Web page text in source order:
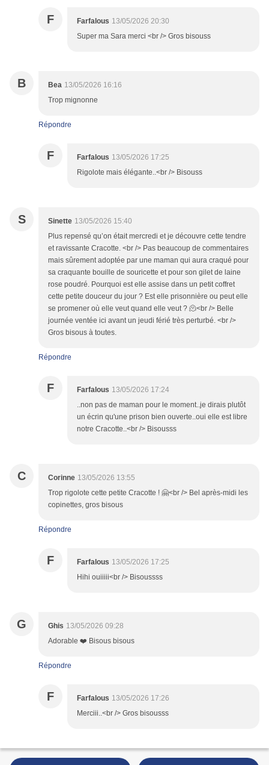
F Farfalous 13/05/2026 20:30
Super ma Sara merci <br /> Gros bisouss
B Bea 13/05/2026 16:16
Trop mignonne
Répondre
F Farfalous 13/05/2026 17:25
Rigolote mais élégante..<br /> Bisouss
S Sinette 13/05/2026 15:40
Plus repensé qu’on était mercredi et je découvre cette tendre
et ravissante Cracotte. <br /> Pas beaucoup de commentaires
mais sûrement adoptée par une maman qui aura craqué pour
sa craquante bouille de souricette et pour son gilet de laine
rose poudré. Pourquoi est elle assise dans un petit coffret
cette petite douceur du jour ? Est elle prisonnière ou peut elle
se promener où elle veut quand elle veut ? 🫠<br /> Belle
journée ventée ici avant un jeudi férié très perturbé. <br />
Gros bisous à toutes.
Répondre
F Farfalous 13/05/2026 17:24
..non pas de maman pour le moment..je dirais plutôt
un écrin qu'une prison bien ouverte..oui elle est libre
notre Cracotte..<br /> Bisousss
C Corinne 13/05/2026 13:55
Trop rigolote cette petite Cracotte ! 🤗<br /> Bel après-midi les
copinettes, gros bisous
Répondre
F Farfalous 13/05/2026 17:25
Hihi ouiiiii<br /> Bisoussss
G Ghis 13/05/2026 09:28
Adorable ❤️ Bisous bisous
Répondre
F Farfalous 13/05/2026 17:26
Merciii..<br /> Gros bisousss